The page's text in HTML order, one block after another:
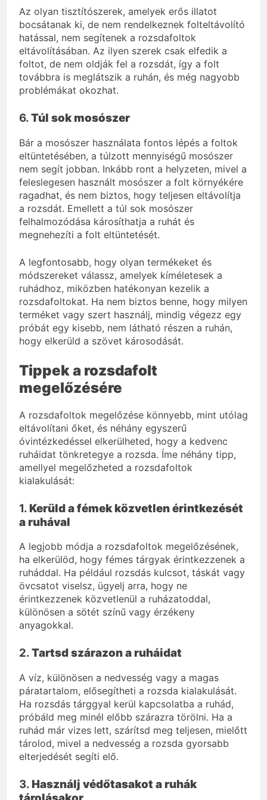
Az olyan tisztítószerek, amelyek erős illatot
bocsátanak ki, de nem rendelkeznek folteltávolító
hatással, nem segítenek a rozsdafoltok
eltávolításában. Az ilyen szerek csak elfedik a
foltot, de nem oldják fel a rozsdát, így a folt
továbbra is meglátszik a ruhán, és még nagyobb
problémákat okozhat.
6.Túl sok mosószer
Bár a mosószer használata fontos lépés a foltok
eltüntetésében, a túlzott mennyiségű mosószer
nem segít jobban. Inkább ront a helyzeten, mivel a
feleslegesen használt mosószer a folt környékére
ragadhat, és nem biztos, hogy teljesen eltávolítja
a rozsdát. Emellett a túl sok mosószer
felhalmozódása károsíthatja a ruhát és
megnehezíti a folt eltüntetését.
A legfontosabb, hogy olyan termékeket és
módszereket válassz, amelyek kíméletesek a
ruhádhoz, miközben hatékonyan kezelik a
rozsdafoltokat. Ha nem biztos benne, hogy milyen
terméket vagy szert használj, mindig végezz egy
próbát egy kisebb, nem látható részen a ruhán,
hogy elkerüld a szövet károsodását.
Tippek a rozsdafolt
megelőzésére
A rozsdafoltok megelőzése könnyebb, mint utólag
eltávolítani őket, és néhány egyszerű
óvintézkedéssel elkerülheted, hogy a kedvenc
ruháidat tönkretegye a rozsda. Íme néhány tipp,
amellyel megelőzheted a rozsdafoltok
kialakulását:
1. Kerüld a fémek közvetlen érintkezését
a ruhával
A legjobb módja a rozsdafoltok megelőzésének,
ha elkerülöd, hogy fémes tárgyak érintkezzenek a
ruháddal. Ha például rozsdás kulcsot, táskát vagy
övcsatot viselsz, ügyelj arra, hogy ne
érintkezzenek közvetlenül a ruházatoddal,
különösen a sötét színű vagy érzékeny
anyagokkal.
2.Tartsd szárazon a ruháidat
A víz, különösen a nedvesség vagy a magas
páratartalom, elősegítheti a rozsda kialakulását.
Ha rozsdás tárggyal kerül kapcsolatba a ruhád,
próbáld meg minél előbb szárazra törölni. Ha a
ruhád már vizes lett, szárítsd meg teljesen, mielőtt
tárolod, mivel a nedvesség a rozsda gyorsabb
elterjedését segíti elő.
3. Használj védőtasakot a ruhák